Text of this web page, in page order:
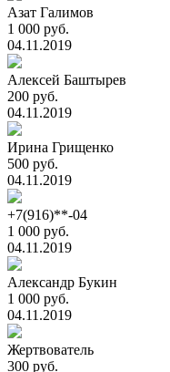
Азат Галимов
1 000 руб.
04.11.2019
Алексей Баштырев
200 руб.
04.11.2019
Ирина Грищенко
500 руб.
04.11.2019
+7(916)**-04
1 000 руб.
04.11.2019
Александр Букин
1 000 руб.
04.11.2019
Жертвователь
300 руб.